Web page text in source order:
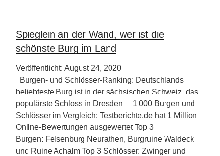
sehr
gefragt“
Spieglein an der Wand, wer ist die
schönste Burg im Land
Veröffentlicht: August 24, 2020
Burgen- und Schlösser-Ranking: Deutschlands
beliebteste Burg ist in der sächsischen Schweiz, das
populärste Schloss in Dresden 1.000 Burgen und
Schlösser im Vergleich: Testberichte.de hat 1 Million
Online-Bewertungen ausgewertet Top 3
Burgen: Felsenburg Neurathen, Burgruine Waldeck
und Ruine Achalm Top 3 Schlösser: Zwinger und